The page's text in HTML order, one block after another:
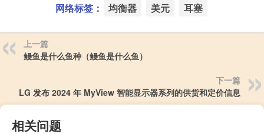
网络标签： 均衡器 美元 耳塞
上一篇
鳗鱼是什么鱼种（鳗鱼是什么鱼）
下一篇
LG 发布 2024 年 MyView 智能显示器系列的​​供货和定价信息
相关问题